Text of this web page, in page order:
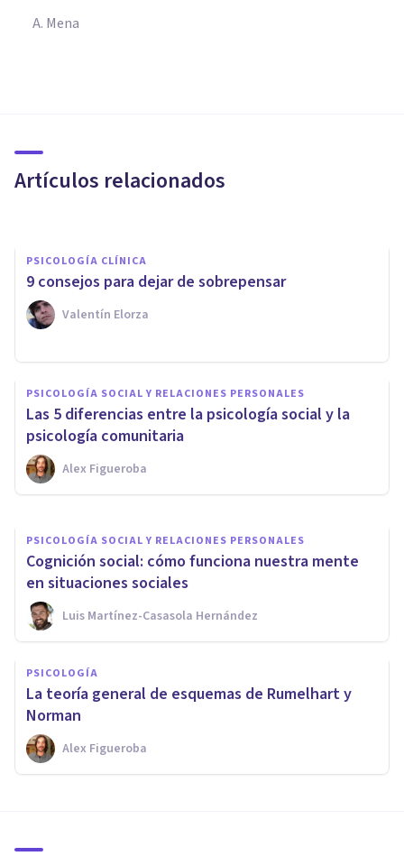
A. Mena
Artículos relacionados
funcionamiento
PSICOLOGÍA CLÍNICA
9 consejos para dejar de sobrepensar
Valentín Elorza
PSICOLOGÍA SOCIAL Y RELACIONES PERSONALES
Las 5 diferencias entre la psicología social y la
psicología comunitaria
Alex Figueroba
¿Por qué es importante la
Psicología?
Arturo Torres
PSICOLOGÍA SOCIAL Y RELACIONES PERSONALES
Cognición social: cómo funciona nuestra mente
en situaciones sociales
Luis Martínez-Casasola Hernández
PSICOLOGÍA
La teoría general de esquemas de Rumelhart y
Norman
Alex Figueroba